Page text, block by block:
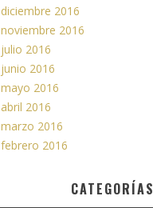
diciembre 2016
noviembre 2016
julio 2016
junio 2016
mayo 2016
abril 2016
marzo 2016
febrero 2016
CATEGORÍAS